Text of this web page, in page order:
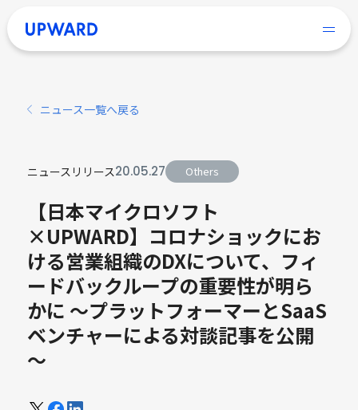
ニュース一覧へ戻る
ニュースリリース20.05.27 Others
【日本マイクロソフト
×UPWARD】コロナショックにお
ける営業組織のDXについて、フィ
ードバックループの重要性が明ら
かに ～プラットフォーマーとSaaS
ベンチャーによる対談記事を公開
～